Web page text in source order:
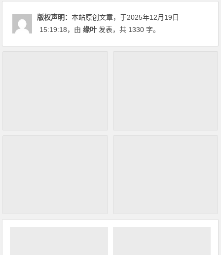
版权声明：本站原创文章，于2025年12月19日
15:19:18，由缘叶 发表，共 1330 字。